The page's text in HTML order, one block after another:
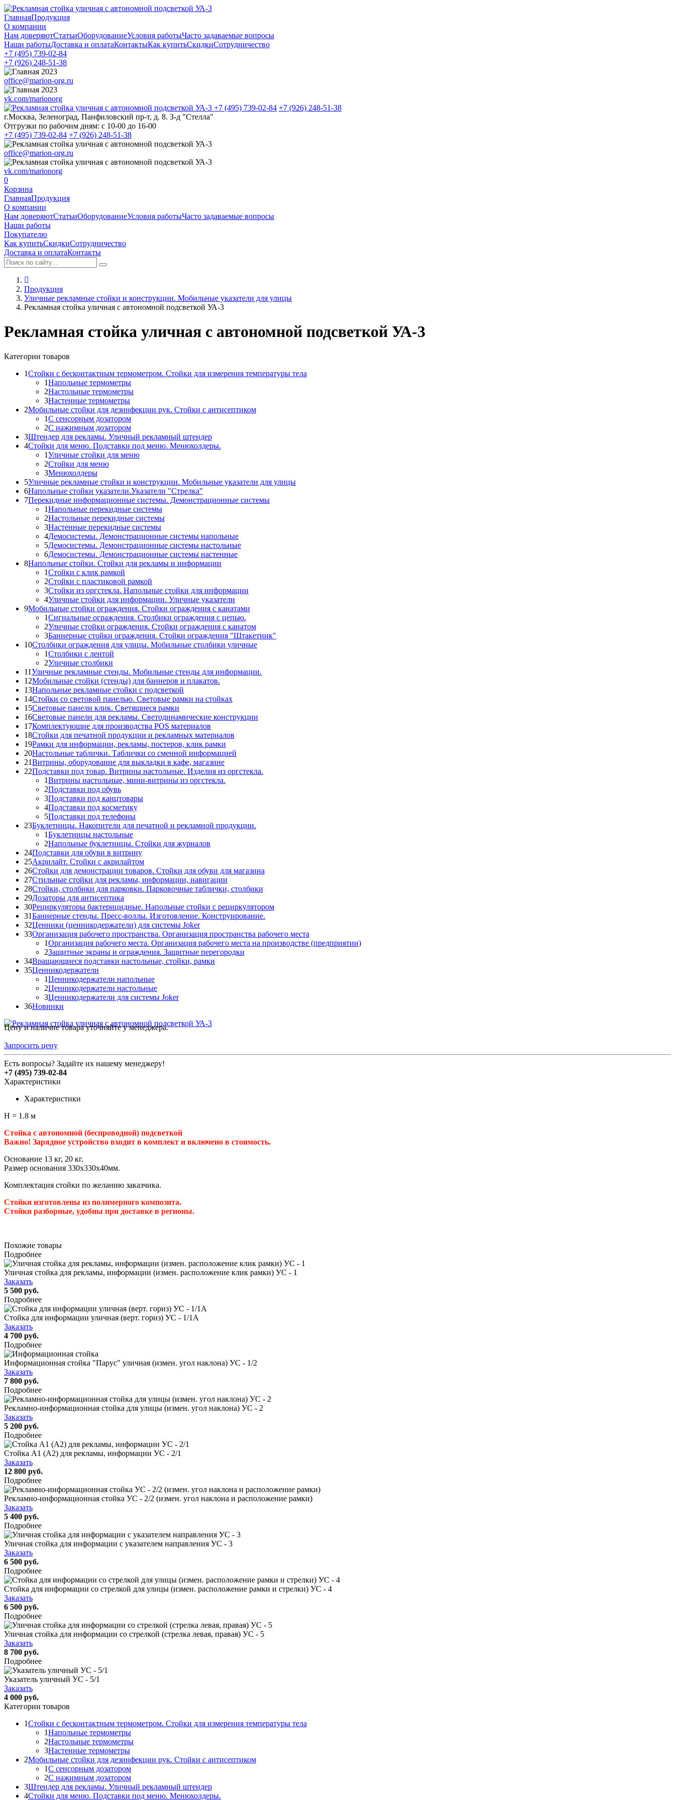
ГлавнаяПродукция
О компании
Нам доверяютСтатьиОборудованиеУсловия работыЧасто задаваемые вопросы
Наши работыДоставка и оплатаКонтактыКак купитьСкидкиСотрудничество
+7 (495) 739-02-84
+7 (926) 248-51-38
office@marion-org.ru
vk.com/marionorg
+7 (495) 739-02-84 +7 (926) 248-51-38
г.Москва, Зеленоград, Панфиловский пр-т, д. 8. З-д "Стелла"
Отгрузки по рабочим дням: с 10-00 до 16-00
+7 (495) 739-02-84 +7 (926) 248-51-38
office@marion-org.ru
vk.com/marionorg
0
Корзина
ГлавнаяПродукция
О компании
Нам доверяютСтатьиОборудованиеУсловия работыЧасто задаваемые вопросы
Наши работы
Покупателю
Как купитьСкидкиСотрудничество
Доставка и оплатаКонтакты
Продукция
Уличные рекламные стойки и конструкции. Мобильные указатели для улицы
Рекламная стойка уличная с автономной подсветкой УА-3
Рекламная стойка уличная с автономной подсветкой УА-3
Категории товаров
1Стойки с бесконтактным термометром. Стойки для измерения температуры тела
1Напольные термометры
2Настольные термометры
3Настенные термометры
2Мобильные стойки для дезинфекции рук. Стойки с антисептиком
1С сенсорным дозатором
2С нажимным дозатором
3Штендер для рекламы. Уличный рекламный штендер
4Стойки для меню. Подставки под меню. Менюхолдеры.
1Уличные стойки для меню
2Стойки для меню
3Менюхолдеры
5Уличные рекламные стойки и конструкции. Мобильные указатели для улицы
6Напольные стойки указатели.Указатели "Стрелка"
7Перекидные информационные системы. Демонстрационные системы
1Напольные перекидные системы
2Настольные перекидные системы
3Настенные перекидные системы
4Демосистемы. Демонстрационные системы напольные
5Демосистемы. Демонстрационные системы настольные
6Демосистемы. Демонстрационные системы настенные
8Напольные стойки. Стойки для рекламы и информации
1Стойки с клик рамкой
2Стойки с пластиковой рамкой
3Стойки из оргстекла. Напольные стойки для информации
4Уличные стойки для информации. Уличные указатели
9Мобильные стойки ограждения. Стойки ограждения с канатами
1Сигнальные ограждения. Столбики ограждения с цепью.
2Уличные стойки ограждения. Стойки ограждения с канатом
3Баннерные стойки ограждения. Стойки ограждения "Штакетник"
10Столбики ограждения для улицы. Мобильные столбики уличные
1Столбики с лентой
2Уличные столбики
11Уличные рекламные стенды. Мобильные стенды для информации.
12Мобильные стойки (стенды) для баннеров и плакатов.
13Напольные рекламные стойки с подсветкой
14Стойки со световой панелью. Световые рамки на стойках
15Световые панели клик. Светящиеся рамки
16Световые панели для рекламы. Светодинамические конструкции
17Комплектующие для производства POS материалов
18Стойки для печатной продукции и рекламных материалов
19Рамки для информации, рекламы, постеров, клик рамки
20Настольные таблички. Таблички со сменной информацией
21Витрины, оборудование для выкладки в кафе, магазине
22Подставки под товар. Витрины настольные. Изделия из оргстекла.
1Витрины настольные, мини-витрины из оргстекла.
2Подставки под обувь
3Подставки под канцтовары
4Подставки под косметику
5Подставки под телефоны
23Буклетницы. Накопители для печатной и рекламной продукции.
1Буклетницы настольные
2Напольные буклетницы. Стойки для журналов
24Подставки для обуви в витрину
25Акрилайт. Стойки с акрилайтом
26Стойки для демонстрации товаров. Стойки для обуви для магазина
27Стильные стойки для рекламы, информации, навигации
28Стойки, столбики для парковки. Парковочные таблички, столбики
29Дозаторы для антисептика
30Рециркуляторы бактерицидные. Напольные стойки с рециркулятором
31Баннерные стенды. Пресс-воллы. Изготовление. Конструирование.
32Ценники (ценникодержатели) для системы Joker
33Организация рабочего пространства. Организация пространства рабочего места
1Организация рабочего места. Организация рабочего места на производстве (предприятии)
2Защитные экраны и ограждения. Защитные перегородки
34Вращающиеся подставки настольные, стойки, рамки
35Ценникодержатели
1Ценникодержатели напольные
2Ценникодержатели настольные
3Ценникодержатели для системы Joker
36Новинки
Цену и наличие товара уточняйте у менеджера.
Запросить цену
Есть вопросы? Задайте их нашему менеджеру!
+7 (495) 739-02-84
Характеристики
Характеристики
Н = 1.8 м
Стойка с автономной (беспроводной) подсветкой
Важно! Зарядное устройство входит в комплект и включено в стоимость.
Основание 13 кг, 20 кг.
Размер основания 330х330х40мм.
Комплектация стойки по желанию заказчика.
Стойки изготовлены из полимерного композита.
Стойки разборные, удобны при доставке в регионы.
Похожие товары
Подробнее
Уличная стойка для рекламы, информации (измен. расположение клик рамки) УС - 1
Заказать
5 500 руб.
Подробнее
Стойка для информации уличная (верт. гориз) УС - 1/1А
Заказать
4 700 руб.
Подробнее
Информационная стойка "Парус" уличная (измен. угол наклона) УС - 1/2
Заказать
7 800 руб.
Подробнее
Рекламно-информационная стойка для улицы (измен. угол наклона) УС - 2
Заказать
5 200 руб.
Подробнее
Стойка А1 (А2) для рекламы, информации УС - 2/1
Заказать
12 800 руб.
Подробнее
Рекламно-информационная стойка УС - 2/2 (измен. угол наклона и расположение рамки)
Заказать
5 400 руб.
Подробнее
Уличная стойка для информации с указателем направления УС - 3
Заказать
6 500 руб.
Подробнее
Стойка для информации со стрелкой для улицы (измен. расположение рамки и стрелки) УС - 4
Заказать
6 500 руб.
Подробнее
Уличная стойка для информации со стрелкой (стрелка левая, правая) УС - 5
Заказать
8 700 руб.
Подробнее
Указатель уличный УС - 5/1
Заказать
4 000 руб.
Категории товаров
1Стойки с бесконтактным термометром. Стойки для измерения температуры тела
1Напольные термометры
2Настольные термометры
3Настенные термометры
2Мобильные стойки для дезинфекции рук. Стойки с антисептиком
1С сенсорным дозатором
2С нажимным дозатором
3Штендер для рекламы. Уличный рекламный штендер
4Стойки для меню. Подставки под меню. Менюхолдеры.